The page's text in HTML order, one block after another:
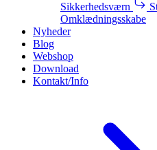
Sikkerhedsværn
Omklædningsskabe
Nyheder
Blog
Webshop
Download
Kontakt/Info